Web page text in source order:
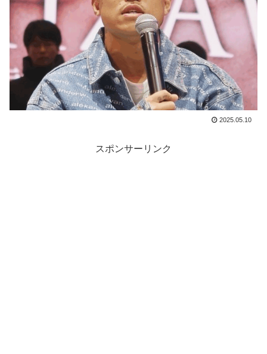
2025.05.10
スポンサーリンク